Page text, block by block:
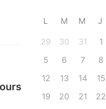
L M M J
29 30 31 1
5
6 7 8
12
13 14 15
19
20 21 22